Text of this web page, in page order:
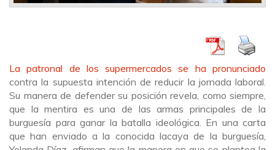
La patronal de los supermercados se ha pronunciado
contra la supuesta intención de reducir la jornada laboral.
Su manera de defender su posición revela, como siempre,
que la mentira es una de las armas principales de la
burguesía para ganar la batalla ideológica. En una carta
que han enviado a la conocida lacaya de la burguesía,